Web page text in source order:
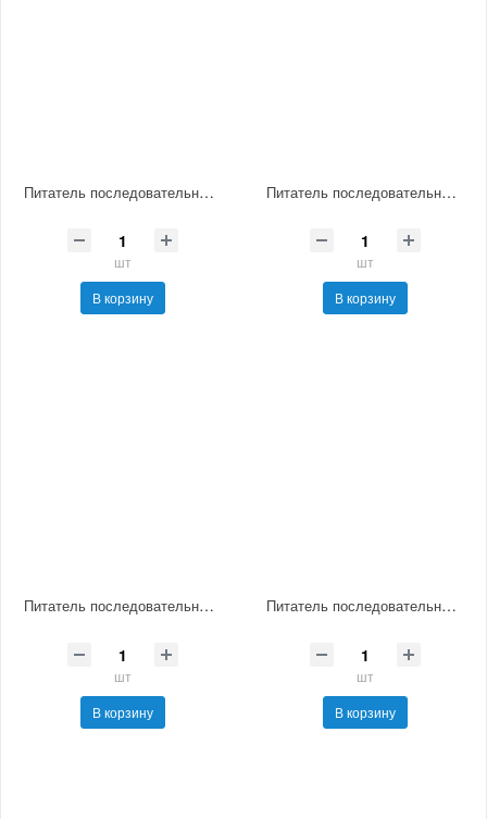
Питатель последовательный смазочный МИМ-7
шт
В корзину
Питатель последовательный смазочный МИК-3
шт
В корзину
Питатель последовательный смазочный МИК-4
шт
В корзину
Питатель последовательный смазочный МИК-5
шт
В корзину